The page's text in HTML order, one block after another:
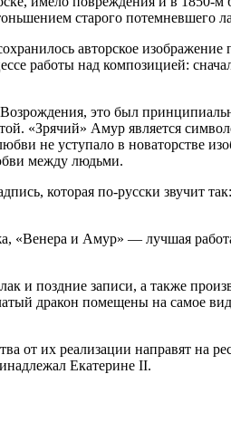
старого потемневшего
авторское
работы над композицией:
это был
«Зрячий» Амур является
не уступало в новаторстве
между людьми.
которая по‑русски звучит
«Венера и Амур» — лучшая
и поздние записи, а также
дракон помещены на самое
от их реализации направят на
Екатерине II.